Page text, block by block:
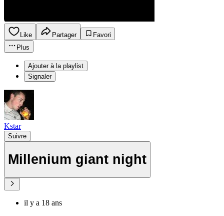
Like Partager
Favori
Plus
Ajouter à la playlist
Signaler
Kstar
Suivre
Millenium giant night
il y a 18 ans